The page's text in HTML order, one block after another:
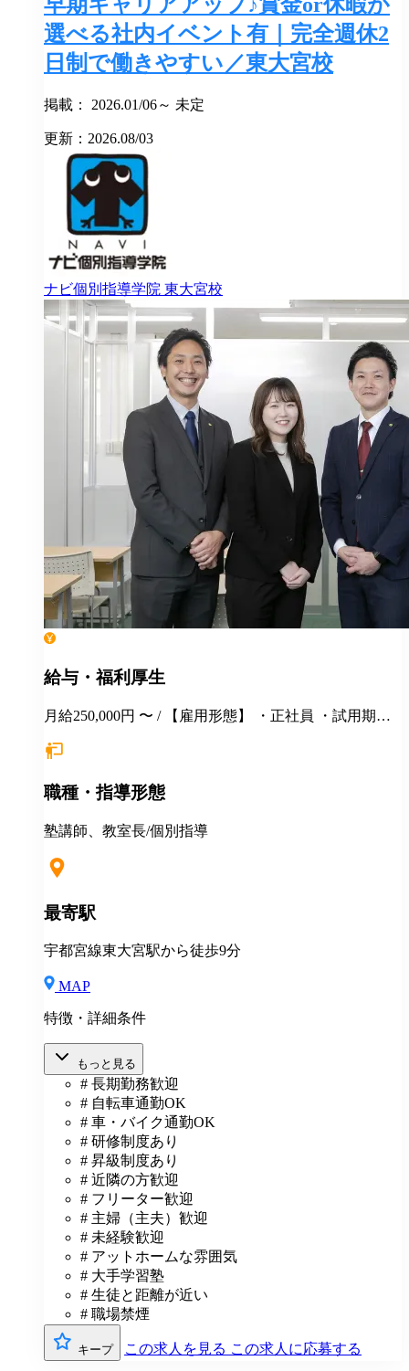
早期キャリアアップ♪賞金or休暇が
選べる社内イベント有｜完全週休2
日制で働きやすい／東大宮校
掲載： 2026.01/06～ 未定
更新：2026.08/03
ナビ個別指導学院 東大宮校
給与・福利厚生
月給250,000円 〜 / 【雇用形態】 ・正社員 ・試用期間6
経験・年齢等を考慮し、決定いたします。面接時にぜ
400万円（賞与、各種手当込み） ※上記は固定残業代
は、給与規定に基づき計算。 ※固定残業代は残業がな
室長の給与平均：月給33.1万円（2025年実績） ◆賞与
災・健康・厚生年金） ◆社宅制度 （規定あり） ◆交
通費全額支給（規定あり） ◆社内表彰制度 ◆退職金制
度 ◆再雇用制度 ◆産前産後休暇 ◆育児・介護休業制
◆保養施設利用可 など
職種・指導形態
塾講師、教室長/個別指導
最寄駅
宇都宮線東大宮駅から徒歩9分
MAP
特徴・詳細条件
もっと見る
# 長期勤務歓迎
# 自転車通勤OK
# 車・バイク通勤OK
# 研修制度あり
# 昇級制度あり
# 近隣の方歓迎
# フリーター歓迎
# 主婦（主夫）歓迎
# 未経験歓迎
# アットホームな雰囲気
# 大手学習塾
# 生徒と距離が近い
# 職場禁煙
キープ この求人を見る この求人に応募する